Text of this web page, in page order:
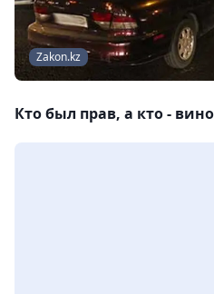
Zakon.kz
Кто был прав, а кто -